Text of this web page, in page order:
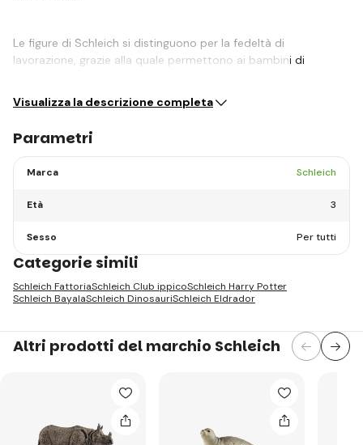
Le figure di Schleich si distinguono per la fedeltà di
lavorazione, grazie alla quale permettono ai bambini di
Visualizza la descrizione completa
Parametri
Marca Schleich
Età 3
Sesso Per tutti
Categorie simili
Schleich FattoriaSchleich Club ippicoSchleich Harry Potter
Schleich BayalaSchleich DinosauriSchleich Eldrador
Altri prodotti del marchio Schleich